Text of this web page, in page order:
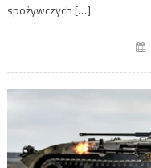
spożywczych […]